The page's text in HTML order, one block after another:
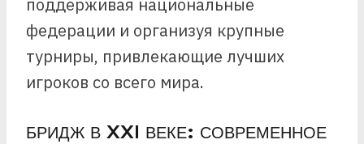
поддерживая национальные
федерации и организуя крупные
турниры, привлекающие лучших
игроков со всего мира.
БРИДЖ В XXI ВЕКЕ: СОВРЕМЕННОЕ